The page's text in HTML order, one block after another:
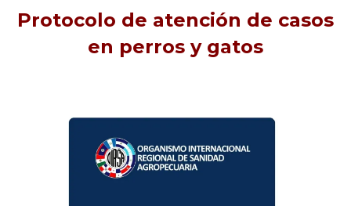
Protocolo de atención de casos
en perros y gatos